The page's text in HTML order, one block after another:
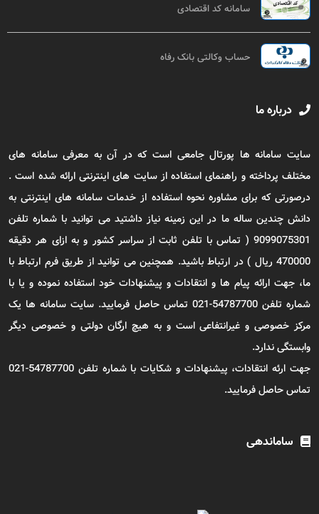
سامانه کد اقتصادی
حساب وکالتی بانک رفاه
درباره ما
سایت سامانه ها پورتال جامعی است که در آن به معرفی سامانه های
مختلف پرداخته و راهنمای استفاده از سایت های اینترنتی ارائه شده است .
درصورتی که برای مشاوره نحوه استفاده از خدمات سامانه های اینترنتی به
دانش چندین ساله ما در این زمینه نیاز داشتید می توانید با شماره تلفن
9099075301 ( تماس با تلفن ثابت از سراسر کشور و به ازای هر دقیقه
470000 ریال ) در ارتباط باشید. همچنین می توانید از طریق فرم ارتباط با
ما، جهت ارائه پیام ها و انتقادات و پیشنهادات خود استفاده نموده و یا با
شماره تلفن 54787700-021 تماس حاصل فرمایید. سایت سامانه ها یک
مرکز خصوصی و غیرانتفاعی است و به هیچ ارگان دولتی و خصوصی دیگر
وابستگی ندارد.
جهت ارئه انتقادات، پیشنهادات و شکایات با شماره تلفن 54787700-021
تماس حاصل فرمایید.
ساماندهی